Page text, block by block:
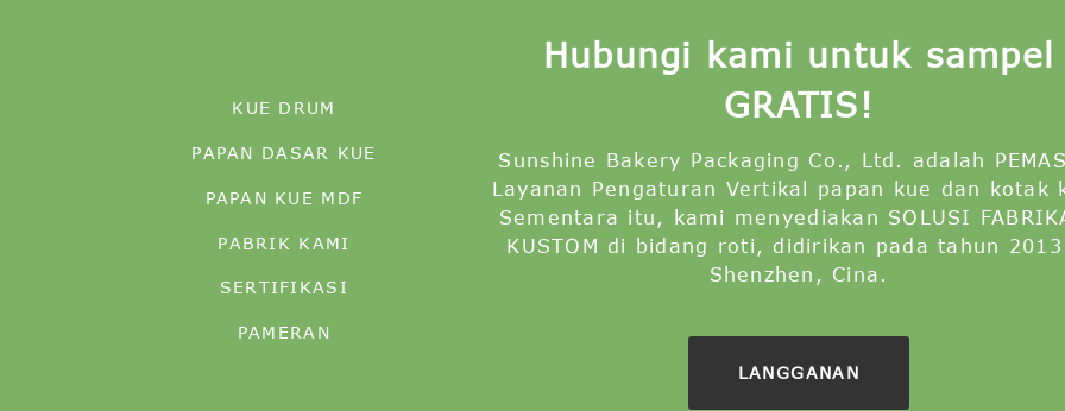
KUE DRUM
PAPAN DASAR KUE
PAPAN KUE MDF
PABRIK KAMI
SERTIFIKASI
PAMERAN
Hubungi kami untuk sampel
GRATIS!
Sunshine Bakery Packaging Co., Ltd. adalah
Layanan Pengaturan Vertikal papan kue dan kotak
Sementara itu, kami menyediakan SOLUSI
KUSTOM di bidang roti, didirikan pada tahun
Shenzhen, Cina.
LANGGANAN